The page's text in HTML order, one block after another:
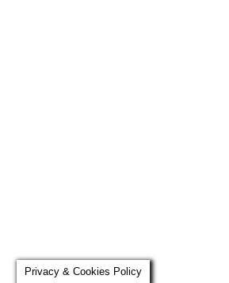
Privacy & Cookies Policy